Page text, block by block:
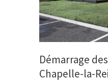
Démarrage
Chapelle-la-